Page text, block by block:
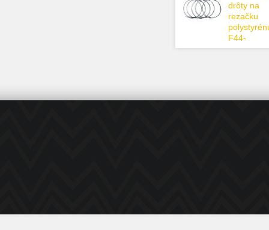
drôty na
rezačku
F44-
F44/58/